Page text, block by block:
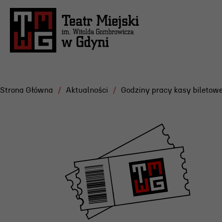
Aktualne spektakle
Archiwum spektakli
Strona Główna Aktualności Godziny pracy kasy